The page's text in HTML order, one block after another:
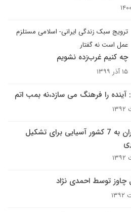
ترویج سبک زندگی ایرانی- اسلامی مستلزم
عمل است نه گفتار
چه کنیم غرب‌زده نشویم
۱۵ آذر ۱۳۹۹
آینده را فرهنگ می سازد،نه بمب اتم
پیشنهاد ایران به 7 کشور آسیایی برای تشکیل
چاوز توسط احمدی نژاد